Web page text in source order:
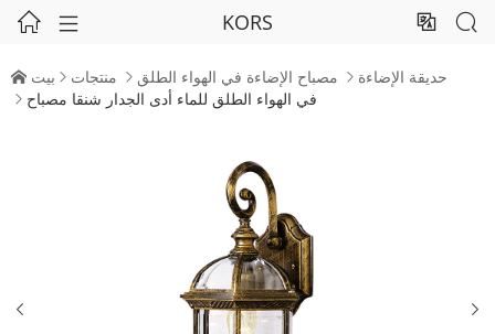
  KORS  
 بيت  منتجات  مصباح الإضاءة في الهواء الطلق  حديقة الإضاءة
 في الهواء الطلق للماء أدى الجدار شنقا مصباح
 